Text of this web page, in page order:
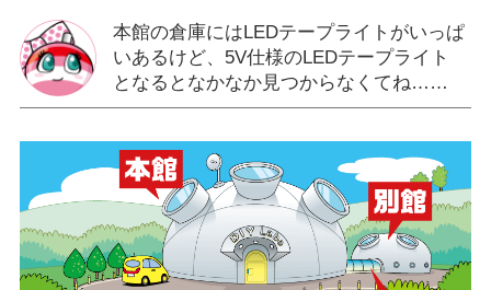
本館の倉庫にはLEDテープライトがいっぱ
いあるけど、5V仕様のLEDテープライト
となるとなかなか見つからなくてね……